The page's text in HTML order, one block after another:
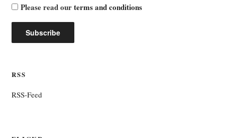
Please read ourterms and conditions
RSS
RSS-Feed